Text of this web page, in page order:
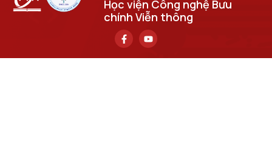
Học viện Công nghệ Bưu
chính Viễn thông